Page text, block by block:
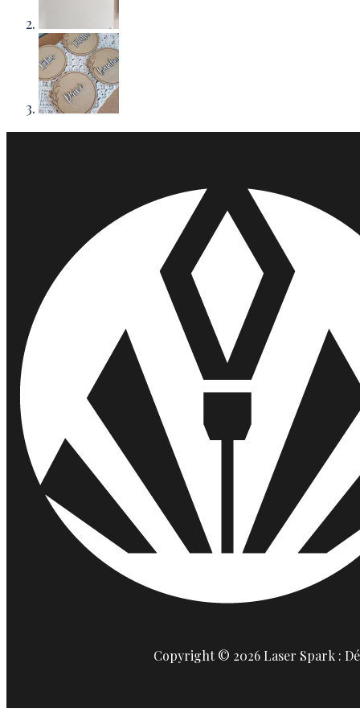
Copyright © 2026 Laser Spark :